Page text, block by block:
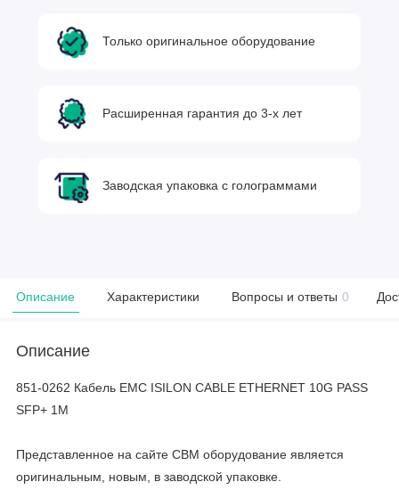
Только оригинальное оборудование
Расширенная гарантия до 3-х лет
Заводская упаковка с голограммами
Описание Характеристики Вопросы и ответы 0
Описание
851-0262 Кабель EMC ISILON CABLE ETHERNET 10G PASS
SFP+ 1M
Представленное на сайте CBM оборудование является
оригинальным, новым, в заводской упаковке.